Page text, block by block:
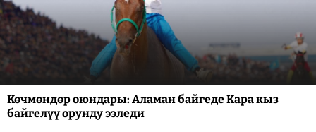
Көчмөндөр оюндары: Аламан байгеде Кара кыз
байгелүү орунду ээледи